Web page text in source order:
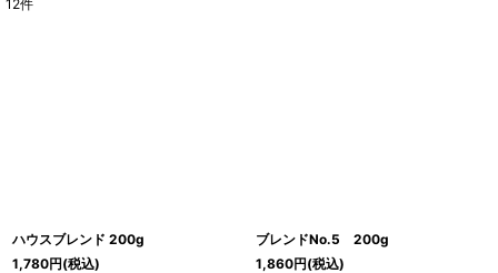
12件
ハウスブレンド 200g
1,780円(税込)
ブレンドNo.5 200g
1,860円(税込)